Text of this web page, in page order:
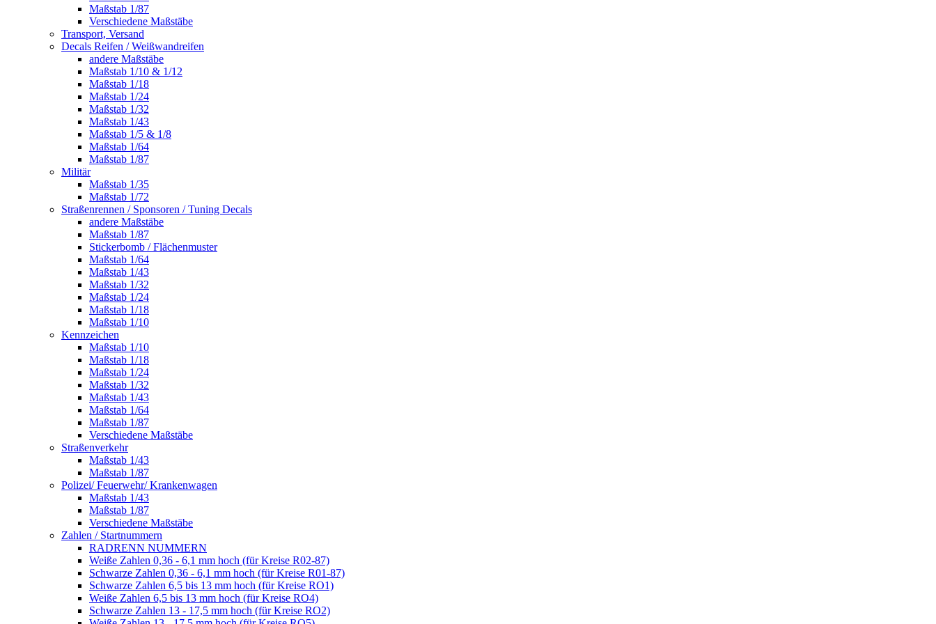
Maßstab 1/87
Verschiedene Maßstäbe
Transport, Versand
Decals Reifen / Weißwandreifen
andere Maßstäbe
Maßstab 1/10 & 1/12
Maßstab 1/18
Maßstab 1/24
Maßstab 1/32
Maßstab 1/43
Maßstab 1/5 & 1/8
Maßstab 1/64
Maßstab 1/87
Militär
Maßstab 1/35
Maßstab 1/72
Straßenrennen / Sponsoren / Tuning Decals
andere Maßstäbe
Maßstab 1/87
Stickerbomb / Flächenmuster
Maßstab 1/64
Maßstab 1/43
Maßstab 1/32
Maßstab 1/24
Maßstab 1/18
Maßstab 1/10
Kennzeichen
Maßstab 1/10
Maßstab 1/18
Maßstab 1/24
Maßstab 1/32
Maßstab 1/43
Maßstab 1/64
Maßstab 1/87
Verschiedene Maßstäbe
Straßenverkehr
Maßstab 1/43
Maßstab 1/87
Polizei/ Feuerwehr/ Krankenwagen
Maßstab 1/43
Maßstab 1/87
Verschiedene Maßstäbe
Zahlen / Startnummern
RADRENN NUMMERN
Weiße Zahlen 0,36 - 6,1 mm hoch (für Kreise R02-87)
Schwarze Zahlen 0,36 - 6,1 mm hoch (für Kreise R01-87)
Schwarze Zahlen 6,5 bis 13 mm hoch (für Kreise RO1)
Weiße Zahlen 6,5 bis 13 mm hoch (für Kreise RO4)
Schwarze Zahlen 13 - 17,5 mm hoch (für Kreise RO2)